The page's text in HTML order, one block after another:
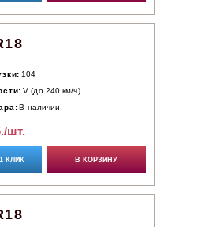
104
V (до 240 км/ч)
В наличии
шт.
КЛИК В КОРЗИНУ